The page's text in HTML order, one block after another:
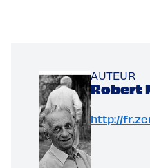
AUTEUR
Robert
http://